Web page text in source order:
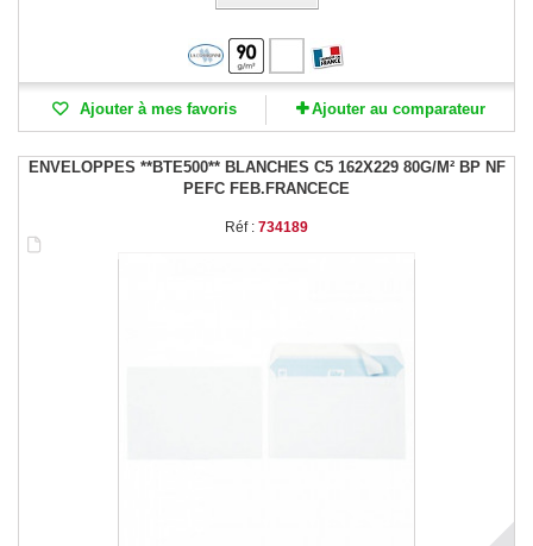
Ajouter à mes favoris Ajouter au comparateur
ENVELOPPES **BTE500** BLANCHES C5 162X229 80G/M² BP NF
PEFC FEB.FRANCECE
Réf : 734189